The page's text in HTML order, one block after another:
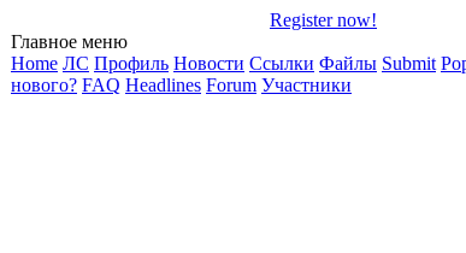
Register now!
Главное меню
Home ЛС Профиль Новости Ссылки Файлы Submit
нового? FAQ Headlines Forum Участники